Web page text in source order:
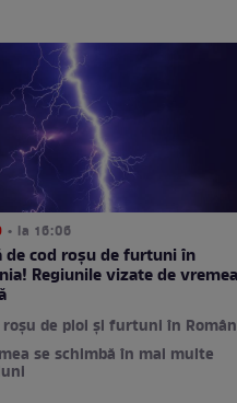
• la 16:06
de cod roșu de furtuni în
Regiunile vizate de vremea
roșu de ploi și furtuni în
se schimbă în mai multe